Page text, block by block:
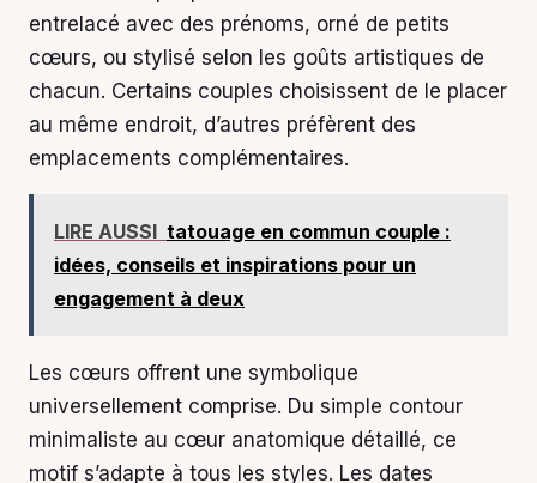
entrelacé avec des prénoms, orné de petits
cœurs, ou stylisé selon les goûts artistiques de
chacun. Certains couples choisissent de le placer
au même endroit, d’autres préfèrent des
emplacements complémentaires.
LIRE AUSSI tatouage en commun couple :
idées, conseils et inspirations pour un
engagement à deux
Les cœurs offrent une symbolique
universellement comprise. Du simple contour
minimaliste au cœur anatomique détaillé, ce
motif s’adapte à tous les styles. Les dates